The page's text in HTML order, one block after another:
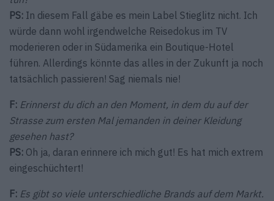
PS: In diesem Fall gäbe es mein Label Stieglitz nicht. Ich
würde dann wohl irgendwelche Reisedokus im TV
moderieren oder in Südamerika ein Boutique-Hotel
führen. Allerdings könnte das alles in der Zukunft ja noch
tatsächlich passieren! Sag niemals nie!
F: Erinnerst du dich an den Moment, in dem du auf der
Strasse zum ersten Mal jemanden in deiner Kleidung
gesehen hast?
PS: Oh ja, daran erinnere ich mich gut! Es hat mich extrem
eingeschüchtert!
F: Es gibt so viele unterschiedliche Brands auf dem Markt.